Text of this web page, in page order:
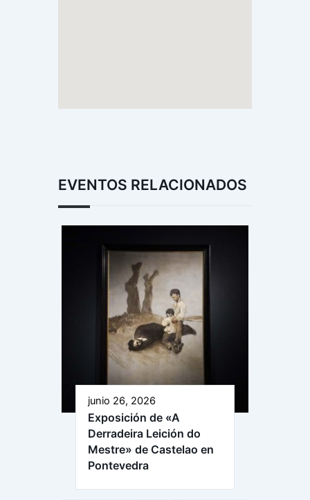
EVENTOS RELACIONADOS
junio 26, 2026
Exposición de «A
Derradeira Leición do
Mestre» de Castelao en
Pontevedra